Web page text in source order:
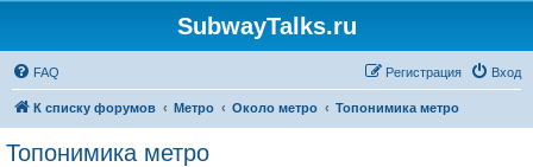
SubwayTalks.ru
FAQ Вход
Регистрация
К списку форумов Метро Около метро Топонимика метро
Топонимика метро